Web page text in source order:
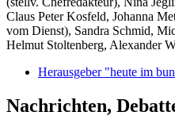
Claus Peter Kosfeld, Johanna
vom Dienst), Sandra Schmid,
Helmut Stoltenberg, Alexander
Herausgeber "heute im
Nachrichten,